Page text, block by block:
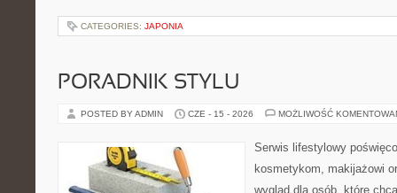
CATEGORIES: JAPONIA
PORADNIK STYLU
POSTED BY ADMIN CZE - 15 - 2026 MOŻLIWOŚĆ
Serwis lifestylowy
kosmetykom, makijażowi
wygląd dla osób, które